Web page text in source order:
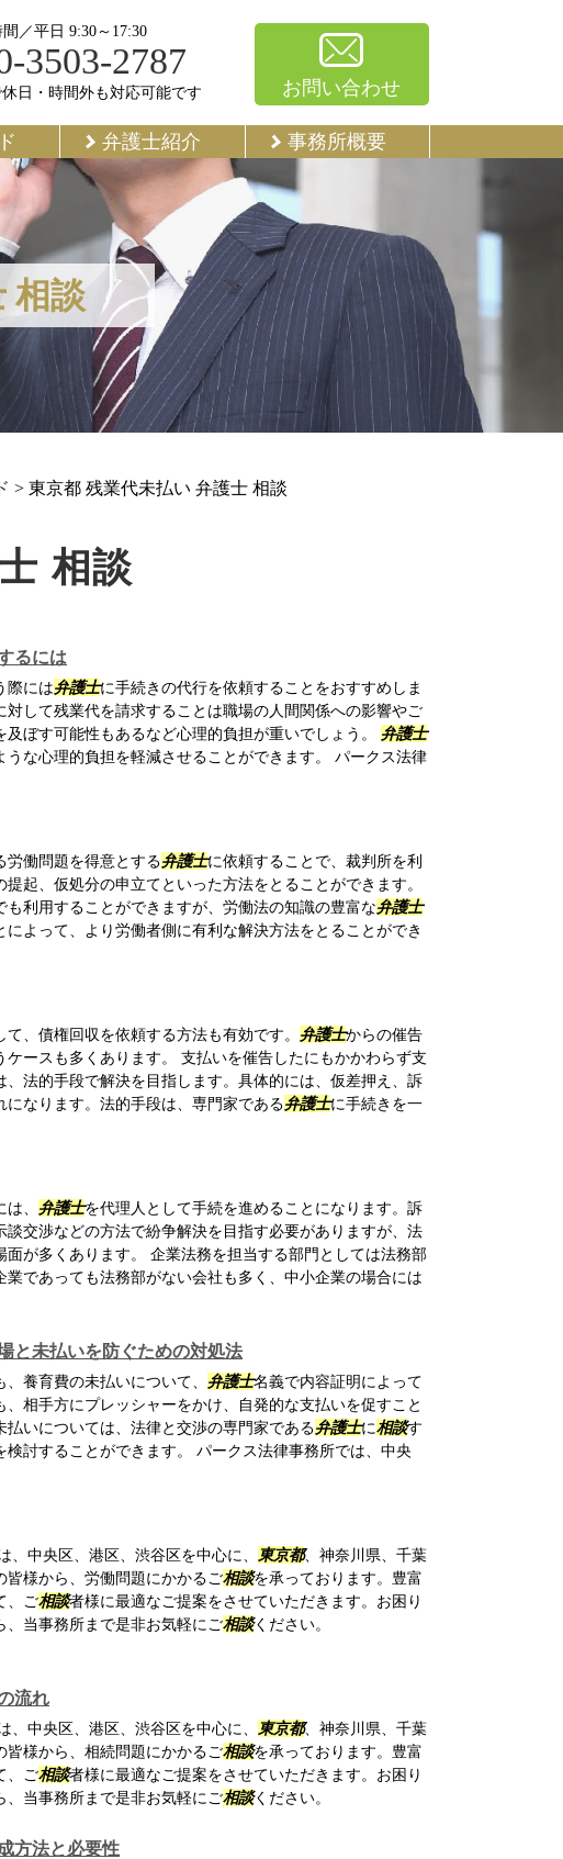
相談
／平日 9:30～17:30
3503-2787
日・時間外も対応可能です お問い合わせ
弁護士紹介 事務所概要
> 東京都 残業代未払い 弁護士 相談
相談
るには
際には弁護士に手続きの代行を依頼することをおすすめしま
対して残業代を請求することは職場の人間関係への影響やご
及ぼす可能性もあるなど心理的負担が重いでしょう。 弁護士
うな心理的負担を軽減させることができます。 パークス法律
労働問題を得意とする弁護士に依頼することで、裁判所を利
提起、仮処分の申立てといった方法をとることができます。
も利用することができますが、労働法の知識の豊富な弁護士
によって、より労働者側に有利な解決方法をとることができ
て、債権回収を依頼する方法も有効です。 弁護士からの催告
ケースも多くあります。 支払いを催告したにもかかわらず支
、法的手段で解決を目指します。具体的には、仮差押え、訴
になります。法的手段は、専門家である弁護士に手続きを一
、 弁護士を代理人として手続を進めることになります。訴
談交渉などの方法で紛争解決を目指す必要がありますが、法
面が多くあります。 企業法務を担当する部門としては法務部
業であっても法務部がない会社も多く、中小企業の場合には
と未払いを防ぐための対処法
養育費の未払いについて、 弁護士名義で内容証明によって
、相手方にプレッシャーをかけ、自発的な支払いを促すこと
払いについては、法律と交渉の専門家である弁護士に相談す
検討することができます。 パークス法律事務所では、中央
、中央区、港区、渋谷区を中心に、 東京都、神奈川県、千葉
皆様から、労働問題にかかるご相談を承っております。豊富
、ご相談者様に最適なご提案をさせていただきます。お困り
、当事務所まで是非お気軽にご相談ください。
流れ
、中央区、港区、渋谷区を中心に、 東京都、神奈川県、千葉
皆様から、相続問題にかかるご相談を承っております。豊富
、ご相談者様に最適なご提案をさせていただきます。お困り
、当事務所まで是非お気軽にご相談ください。
方法と必要性